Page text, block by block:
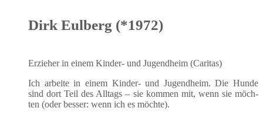
Dirk Eulberg (*1972)
Erzie­her in einem Kin­der- und Jugend­heim (Cari­tas)
Ich arbei­te in einem Kin­der- und Jugend­heim. Die Hun­de
sind dort Teil des All­tags – sie kom­men mit, wenn sie möch­
ten (oder bes­ser: wenn ich es möchte).